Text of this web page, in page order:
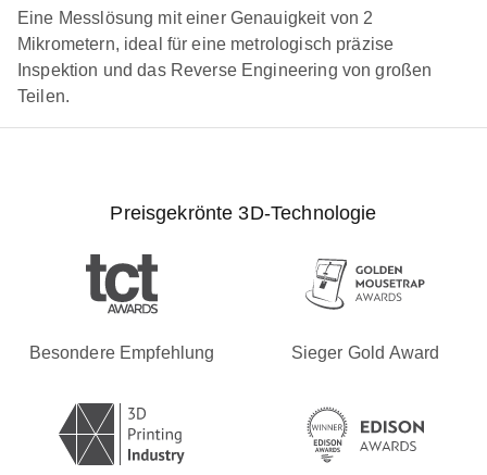
Eine Messlösung mit einer Genauigkeit von 2
Mikrometern, ideal für eine metrologisch präzise
Inspektion und das Reverse Engineering von großen
Teilen.
Preisgekrönte 3D-Technologie
Besondere Empfehlung Sieger Gold Award